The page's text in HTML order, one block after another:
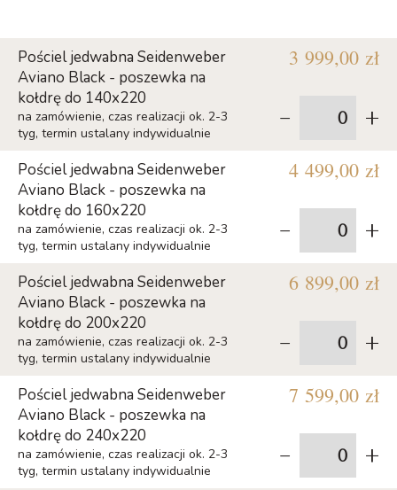
Pościel jedwabna Seidenweber
Aviano Black - poszewka na
kołdrę do 140x220
na zamówienie, czas realizacji ok. 2-3
tyg, termin ustalany indywidualnie
3 999,00 zł
- +
Pościel jedwabna Seidenweber
Aviano Black - poszewka na
kołdrę do 160x220
na zamówienie, czas realizacji ok. 2-3
tyg, termin ustalany indywidualnie
4 499,00 zł
- +
Pościel jedwabna Seidenweber
Aviano Black - poszewka na
kołdrę do 200x220
na zamówienie, czas realizacji ok. 2-3
tyg, termin ustalany indywidualnie
6 899,00 zł
- +
Pościel jedwabna Seidenweber
Aviano Black - poszewka na
kołdrę do 240x220
na zamówienie, czas realizacji ok. 2-3
tyg, termin ustalany indywidualnie
7 599,00 zł
- +